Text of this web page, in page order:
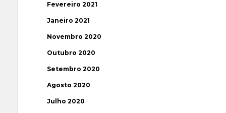
Fevereiro 2021
Janeiro 2021
Novembro 2020
Outubro 2020
Setembro 2020
Agosto 2020
Julho 2020